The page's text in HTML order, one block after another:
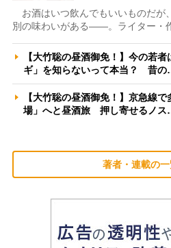
お酒はいつ飲んでもいいものだが
別の味わいがある――。ライター・
【大竹聡の昼酒御免！】今の若
ギ」を知らないって本当？ 昔
【大竹聡の昼酒御免！】京急線
場」へと昼酒旅 押し寄せるノ
著者・連載の